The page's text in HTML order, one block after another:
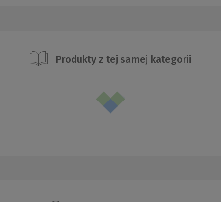
Produkty z tej samej kategorii